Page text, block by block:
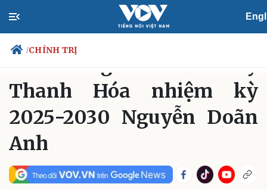
/CHÍNH TRỊ
Chính trị
Tổ chức nhân sự
Nhận diện sự thật
Xã hội
Dấu ấn VOV
Việc làm
Thanh Hóa nhiệm kỳ
2025-2030 Nguyễn Doãn
Anh